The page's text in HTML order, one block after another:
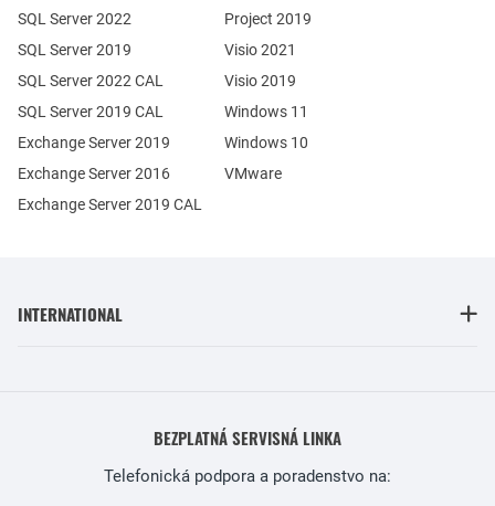
Exchange Server 2019
Exchange Server 2016
SQL Server 2022
SQL Server 2019
SQL Server 2022 CAL
SQL Server 2019 CAL
Exchange Server 2019 CAL
Project 2019
Visio 2021
Visio 2019
Windows 11
Windows 10
VMware
INTERNATIONAL
BEZPLATNÁ SERVISNÁ LINKA
Telefonická podpora a poradenstvo na: